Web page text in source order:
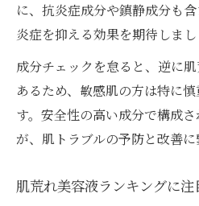
効果
美容液が合わない時
敏感肌の肌荒れケア
意点
肌荒れ時の美容液体
コツ
使い方
に、抗炎症成分や鎮静成分も含
炎症を抑える効果を期待しまし
成分チェックを怠ると、逆に
あるため、敏感肌の方は特に
す。安全性の高い成分で構成
が、肌トラブルの予防と改善に
肌荒れ美容液ランキングに